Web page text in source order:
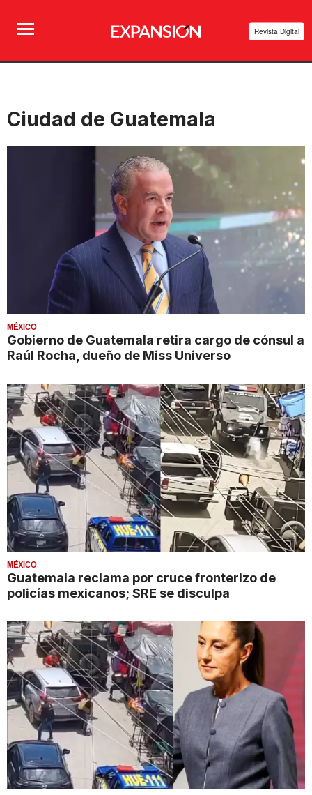
Revista Digital
Ciudad de Guatemala
MÉXICO
Gobierno de Guatemala retira cargo de cónsul a
Raúl Rocha, dueño de Miss Universo
MÉXICO
Guatemala reclama por cruce fronterizo de
policías mexicanos; SRE se disculpa